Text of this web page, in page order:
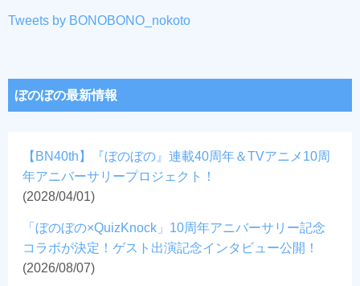
Tweets by BONOBONO_nokoto
ぼのぼの最新情報
【BN40th】『ぼのぼの』連載40周年＆TVアニメ10周
年アニバーサリープロジェクト！
(2028/04/01)
「ぼのぼの×QuizKnock」10周年アニバーサリー記念
コラボが決定！ゲスト出演記念インタビュー公開！
(2026/08/07)